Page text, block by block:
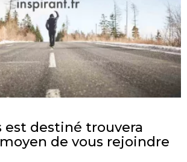
est destiné trouvera
de vous rejoindre